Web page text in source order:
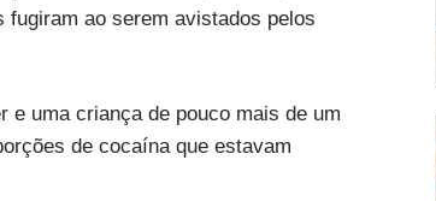
ao serem avistados pelos
e uma criança de pouco mais de um
de cocaína que estavam